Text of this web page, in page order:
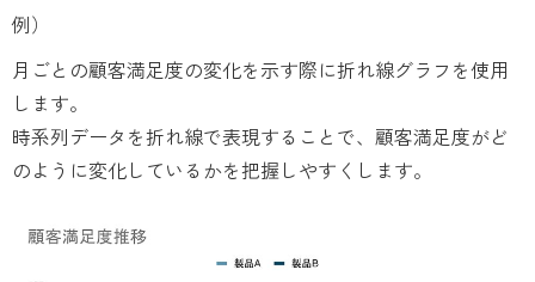
例）
月ごとの顧客満足度の変化を示す際に折れ線グラフを使用
します。
時系列データを折れ線で表現することで、顧客満足度がど
のように変化しているかを把握しやすくします。